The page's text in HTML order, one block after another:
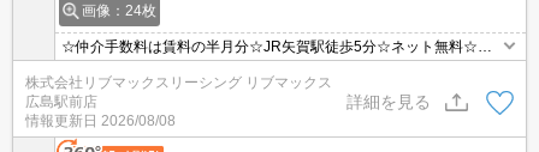
画像：24枚
☆仲介手数料は賃料の半月分☆JR矢賀駅徒歩5分☆ネット無料☆モ
ニがあり住環境良好です☆便利な宅配ボックスあり☆彡
株式会社リブマックスリーシング リブマックス
広島駅前店
情報更新日 2026/08/08
詳細を見る